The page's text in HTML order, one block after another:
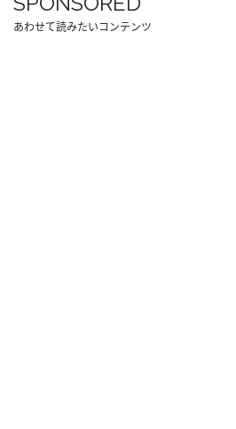
あわせて読みたいコンテンツ